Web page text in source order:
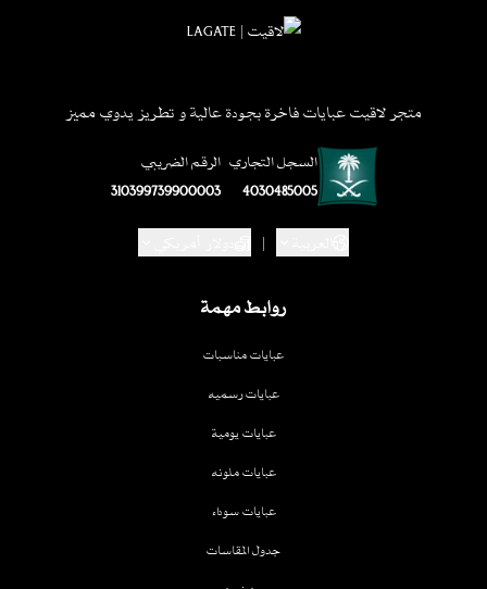
روابط مهمة
عبايات مناسبات
عبايات رسميه
عبايات يومية
عبايات ملونه
عبايات سوداء
جدول المقاسات
متجر لاقيت عبايات فاخرة بجودة عالية و تطريز يدوي مميز
السجل التجاري
4030485005
الرقم الضريبي
310399739900003
|